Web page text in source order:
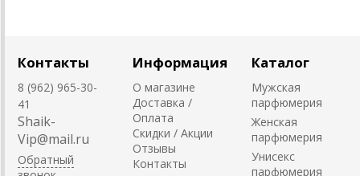
Контакты
8 (962) 965-30-
41
Shaik-
Vip@mail.ru
Обратный
Информация
О магазине
Доставка /
Оплата
Скидки / Акции
Отзывы
Контакты
Каталог
Мужская
парфюмерия
Женская
парфюмерия
Унисекс
парфюмерия